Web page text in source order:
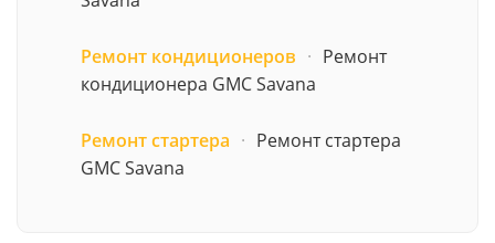
Ремонт кондиционеров · Ремонт
кондиционера GMC Savana
Ремонт стартера · Ремонт стартера
GMC Savana